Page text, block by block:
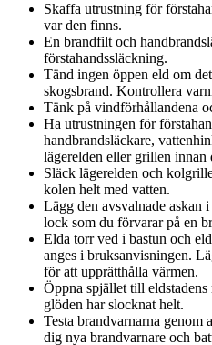
Skaffa utrustning för
var den finns.
En brandfilt och
förstahandssläckning.
Tänd ingen öppen eld om
skogsbrand. Kontrollera
Tänk på vindförhållandena
Ha utrustningen för
handbrandsläckare,
lägerelden eller grillen innan
Släck lägerelden och
kolen helt med vatten.
Lägg den avsvalnade askan
lock som du förvarar på en
Elda torr ved i bastun och
anges i bruksanvisningen.
för att upprätthålla värmen.
Öppna spjället till
glöden har slocknat helt.
Testa brandvarnarna genom
dig nya brandvarnare och